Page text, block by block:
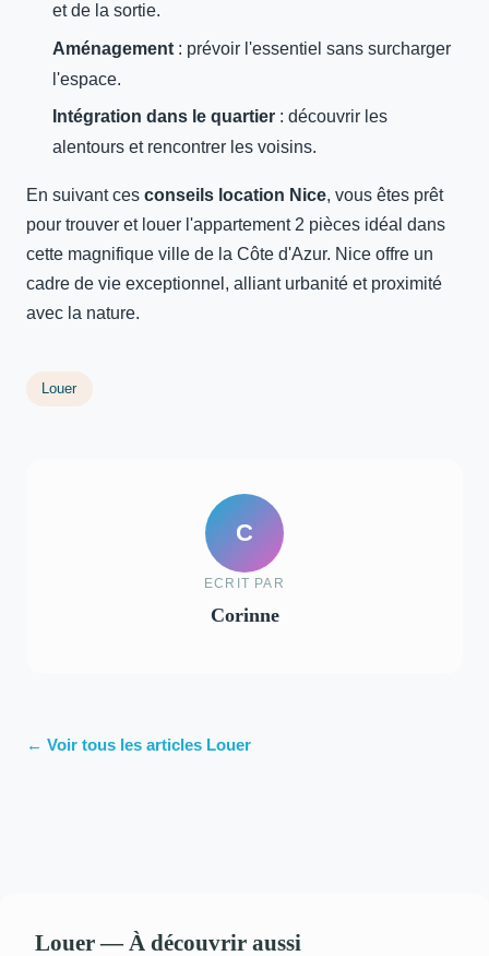
et de la sortie.
Aménagement : prévoir l'essentiel sans surcharger
l'espace.
Intégration dans le quartier : découvrir les
alentours et rencontrer les voisins.
En suivant ces conseils location Nice, vous êtes prêt
pour trouver et louer l'appartement 2 pièces idéal dans
cette magnifique ville de la Côte d'Azur. Nice offre un
cadre de vie exceptionnel, alliant urbanité et proximité
avec la nature.
Louer
C
ECRIT PAR
Corinne
← Voir tous les articles Louer
Louer — À découvrir aussi